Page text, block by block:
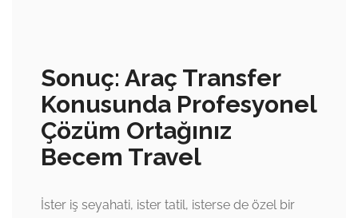
Sonuç: Araç Transfer
Konusunda Profesyonel
Çözüm Ortağınız
Becem Travel
İster iş seyahati, ister tatil, isterse de özel bir